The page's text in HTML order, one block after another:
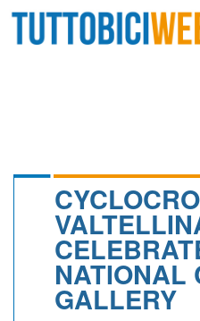
CALENDARIO
ALBI D'ORO
NATIONAL
GALLERY